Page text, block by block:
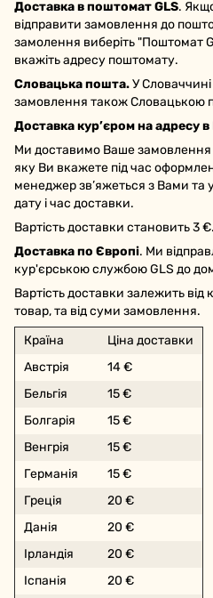
Доставка в поштомат GLS.
відправити замовлення до
замолення виберіть "Поштомат
вкажіть адресу поштомату.
Словацька пошта.У
замовлення також Словацькою
Доставка кур’єром на адресу в
Ми доставимо Ваше замовлення
яку Ви вкажете під час
менеджер зв’яжеться з Вами та
дату і час доставки.
Вартість доставки становить 3 €.
Доставка по Європі. Ми
кур'єрською службою GLS до
Вартість доставки залежить
товар, та від суми замовлення.
Країна
Ціна доставки
Австрія
14 €
Бельгія
15 €
Болгарія
15 €
Венгрія
15 €
Германія
15 €
Греція
20 €
Данія
20 €
Ірландія
20 €
Іспанія
20 €